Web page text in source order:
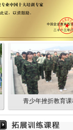
青少年挫折教育课程